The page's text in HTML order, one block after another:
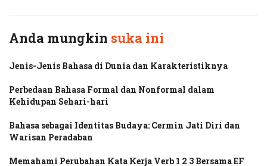
Anda mungkin suka ini
Jenis-Jenis Bahasa di Dunia dan Karakteristiknya
Perbedaan Bahasa Formal dan Nonformal dalam
Kehidupan Sehari-hari
Bahasa sebagai Identitas Budaya: Cermin Jati Diri dan
Warisan Peradaban
Memahami Perubahan Kata Kerja Verb 1 2 3 Bersama EF